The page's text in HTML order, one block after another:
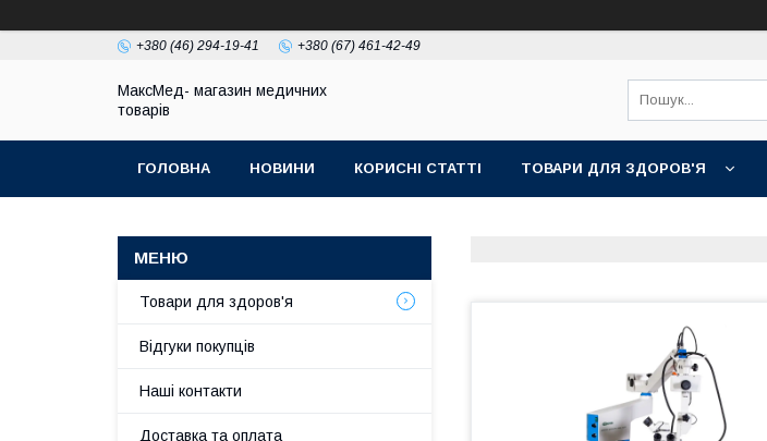
+380 (46) 294-19-41 +380 (67) 461-42-49
МаксМед- магазин медичних
товарів
ГОЛОВНА НОВИНИ КОРИСНІ СТАТТІ ТОВАРИ ДЛЯ ЗДОРОВ'Я
Товари для здоров'я
Відгуки покупців
Наші контакти
Доставка та оплата